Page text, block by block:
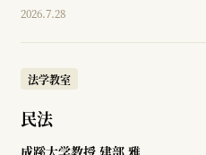
2026.7.28
法学教室
民法
成蹊大学教授 建部 雅